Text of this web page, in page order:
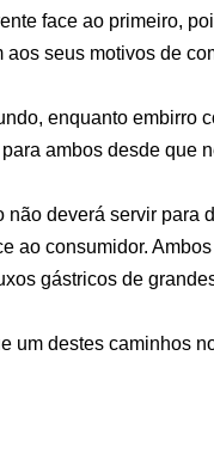
face ao primeiro,
seus motivos de
enquanto embirro
ambos desde que
deverá servir para
ao consumidor.
gástricos de
um destes caminhos